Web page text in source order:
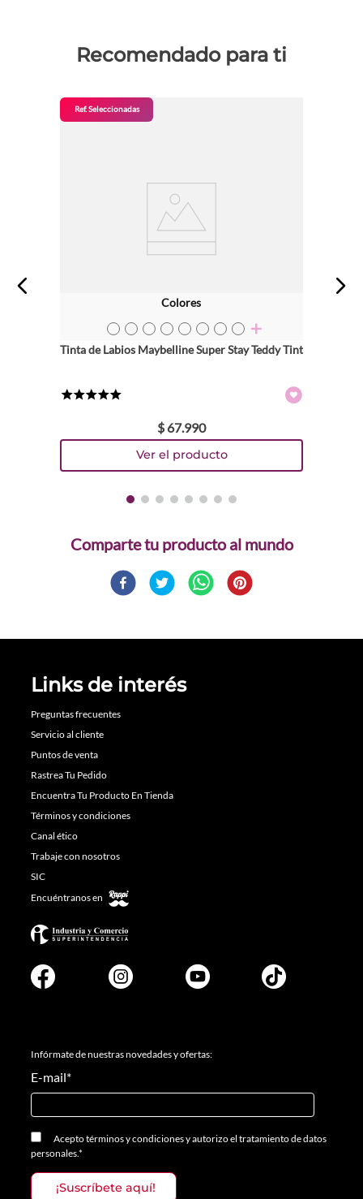
Recomendado para ti
Ref. Seleccionadas
Colores
Tinta de Labios Maybelline Super Stay Teddy Tint
$ 67.990
Comparte
Links de interés
Preguntas frecuentes
Servicio al cliente
Puntos de venta
Rastrea Tu Pedido
Encuentra Tu Producto En Tienda
Términos y condiciones
Canal ético
Trabaje con nosotros
SIC
Encuéntranos en
Infórmate de nuestras novedades y ofertas:
E-mail*
Aceptotérminos y condicionesyautorizo el tratamiento de datos
personales.*